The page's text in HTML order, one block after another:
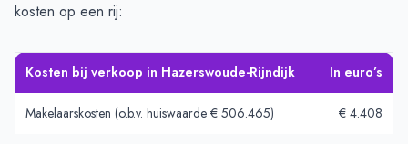
kosten op een rij:
Kosten bij verkoop in Hazerswoude-Rijndijk In euro’s
Makelaarskosten (o.b.v. huiswaarde € 506.465) € 4.408